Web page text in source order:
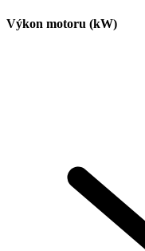
Výkon motoru (kW)